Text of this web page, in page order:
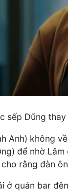
sếp Dũng
Anh) không
để nhờ
rằng đàn
ở quán bar